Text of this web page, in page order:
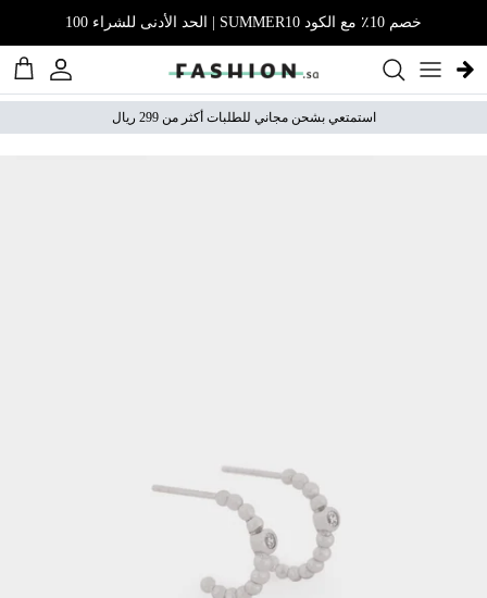
خصم 10٪ مع الكود SUMMER10 | الحد الأدنى للشراء 100
الحساب
استمتعي بشحن مجاني للطلبات أكثر من 299 ريال